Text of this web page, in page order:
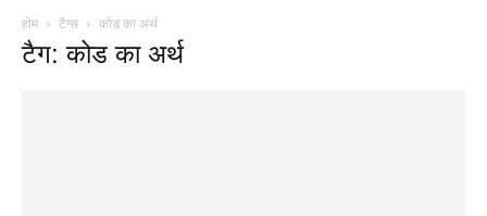
होम टैग्स कोड का अर्थ
टैग: कोड का अर्थ